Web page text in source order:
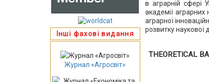
Інші фахові видання
Журнал «Агросвіт»
в аграрній сфері
академії аграрних
аграрної
розвитку наукової
THEORETICAL